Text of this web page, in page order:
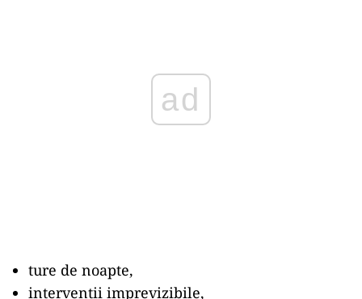
ad
ture de noapte,
intervenții imprevizibile,